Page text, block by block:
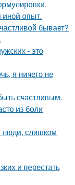
иной опыт.
бывает?
- это
я ничего не
счастливым.
из боли
люди, слишком
и перестать